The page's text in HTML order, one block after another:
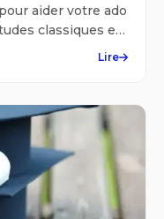
aider votre ado
classiques et
Lire